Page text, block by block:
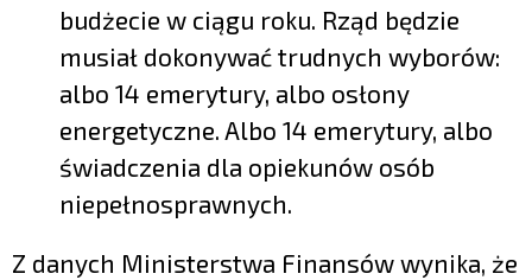
budżecie w ciągu roku. Rząd będzie
musiał dokonywać trudnych wyborów:
albo 14 emerytury, albo osłony
energetyczne. Albo 14 emerytury, albo
świadczenia dla opiekunów osób
niepełnosprawnych.
Z danych Ministerstwa Finansów wynika, że